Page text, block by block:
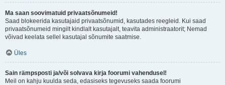
Ma saan soovimatuid privaatsõnumeid!
Saad blokeerida kasutajaid privaatsõnumid, kasutades reegleid. Kui saad
privaatsõnumeid mingilt kindlalt kasutajalt, teavita administraatorit; Nemad
võivad keelata sellel kasutajal sõnumite saatmise.
Üles
Sain rämpsposti ja/või solvava kirja foorumi vahendusel!
Meil on kahju kuulda seda, edasiseks tegevuseks saada foorumi